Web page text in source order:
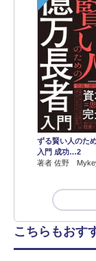
ずる賢い人のた
入門 成功…2
著者 佐野
こちらもおす